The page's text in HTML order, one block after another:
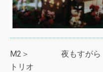
M2＞ 夜もすがら
トリオ